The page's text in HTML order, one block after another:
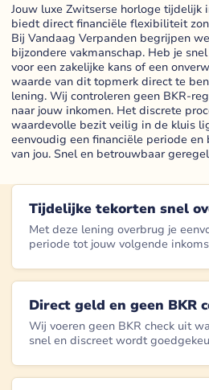
Jouw luxe Zwitserse horloge tijdelijk
biedt direct financiële flexibiliteit
Bij Vandaag Verpanden begrijpen
bijzondere vakmanschap. Heb je
voor een zakelijke kans of een
waarde van dit topmerk direct te
lening. Wij controleren geen BKR-
naar jouw inkomen. Het discrete
waardevolle bezit veilig in de kluis
eenvoudig een financiële periode
van jou. Snel en betrouwbaar
Tijdelijke tekorten snel
Met deze lening overbrug je
periode tot jouw volgende
Direct geld en geen BKR
Wij voeren geen BKR check uit
snel en discreet wordt